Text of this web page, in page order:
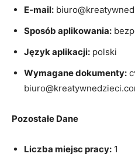
E-mail:
Sposób aplikowania:
Język aplikacji: polski
Wymagane dokumenty:
Pozostałe Dane
Liczba miejsc pracy: 1